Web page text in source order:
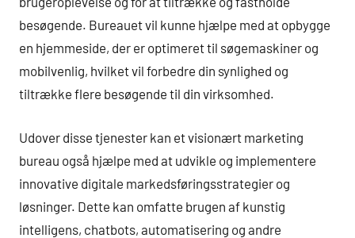
besøgende. Bureauet vil kunne hjælpe med at opbygge
en hjemmeside, der er optimeret til søgemaskiner og
mobilvenlig, hvilket vil forbedre din synlighed og
tiltrække flere besøgende til din virksomhed.
Udover disse tjenester kan et visionært marketing
bureau også hjælpe med at udvikle og implementere
innovative digitale markedsføringsstrategier og
løsninger. Dette kan omfatte brugen af kunstig
intelligens, chatbots, automatisering og andre